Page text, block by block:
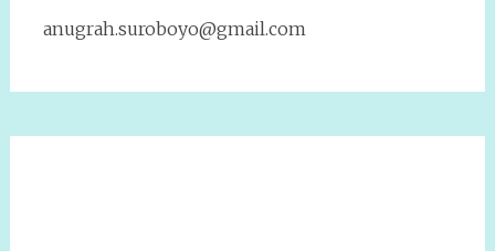
anugrah.suroboyo@gmail.com